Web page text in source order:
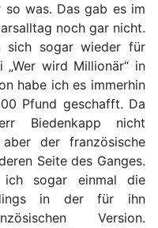
was. Das gab es im
noch gar nicht.
sich sogar wieder für
„Wer wird Millionär“ in
habe ich es immerhin
Pfund geschafft. Da
Biedenkapp nicht
der französische
Seite des Ganges.
ich sogar einmal die
in der für ihn
Version.